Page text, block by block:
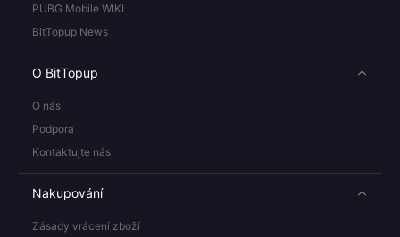
PUBG Mobile WIKI
BitTopup News
O BitTopup
O nás
Podpora
Kontaktujte nás
Nakupování
Zásady vrácení zboží